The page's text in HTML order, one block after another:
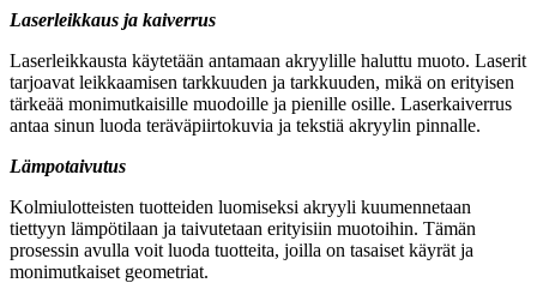
Laserleikkaus ja kaiverrus
Laserleikkausta käytetään antamaan akryylille haluttu muoto. Laserit
tarjoavat leikkaamisen tarkkuuden ja tarkkuuden, mikä on erityisen
tärkeää monimutkaisille muodoille ja pienille osille. Laserkaiverrus
antaa sinun luoda teräväpiirtokuvia ja tekstiä akryylin pinnalle.
Lämpotaivutus
Kolmiulotteisten tuotteiden luomiseksi akryyli kuumennetaan
tiettyyn lämpötilaan ja taivutetaan erityisiin muotoihin. Tämän
prosessin avulla voit luoda tuotteita, joilla on tasaiset käyrät ja
monimutkaiset geometriat.